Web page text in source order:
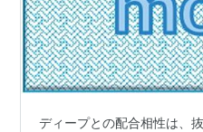
ディープとの配合相性は、